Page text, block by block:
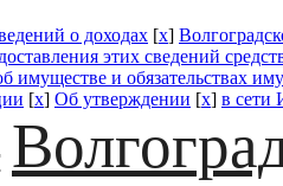
о доходах [x]
этих сведений
имуществе и обязательствах
[x] Об утверждении [x] в сети